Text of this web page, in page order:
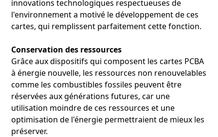
innovations technologiques respectueuses de
l'environnement a motivé le développement de ces
cartes, qui remplissent parfaitement cette fonction.
Conservation des ressources
Grâce aux dispositifs qui composent les cartes PCBA
à énergie nouvelle, les ressources non renouvelables
comme les combustibles fossiles peuvent être
réservées aux générations futures, car une
utilisation moindre de ces ressources et une
optimisation de l'énergie permettraient de mieux les
préserver.